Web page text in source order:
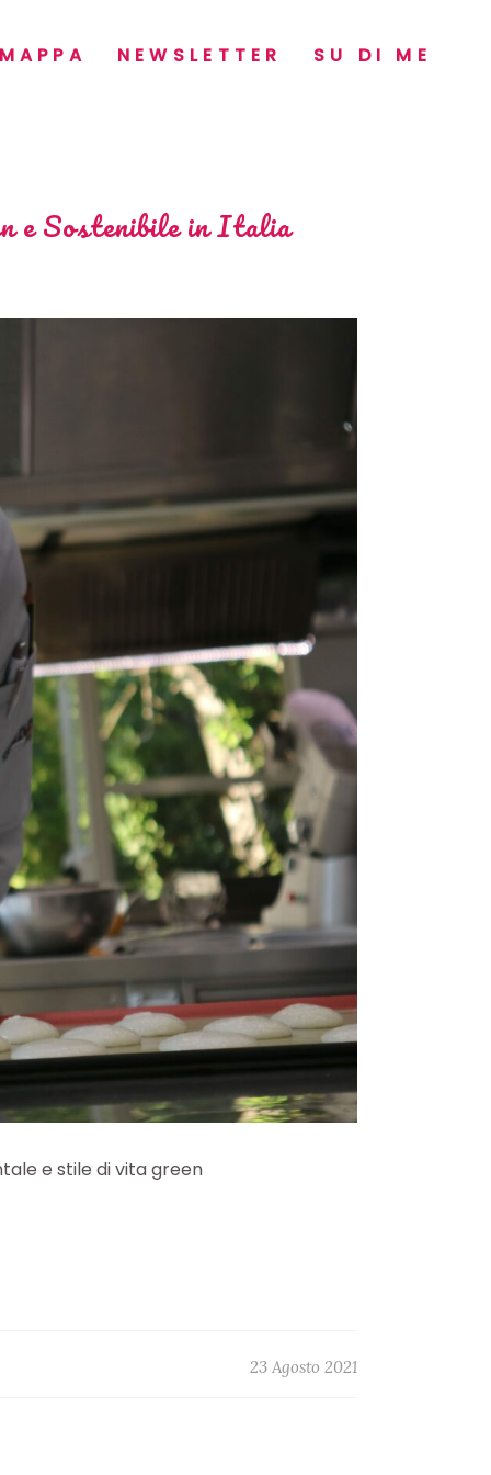
NEWSLETTER SU DI ME
e Sostenibile in Italia
e stile di vita green
23 Agosto 2021